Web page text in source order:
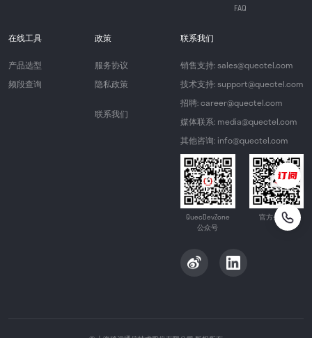
FAQ
在线工具
产品选型
频段查询
政策
服务协议
隐私政策
联系我们
联系我们
销售支持: sales@quectel.com
技术支持: support@quectel.com
招聘: career@quectel.com
媒体联系: media@quectel.com
其他咨询: info@quectel.com
QuecDevZone
公众号
官方公众号